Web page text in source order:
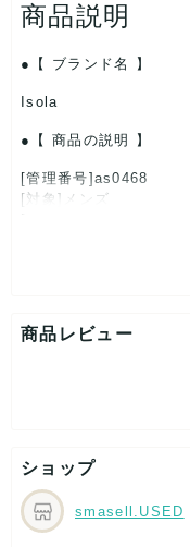
商品説明
【 ブランド名 】
Isola
【 商品の説明 】
[管理番号]as0468
[対象]メンズ
こちらはUSED品にな
【 サイズ・容量 】
W約10.5cm x H約
商品レビュー
ショップ
smasell.USED